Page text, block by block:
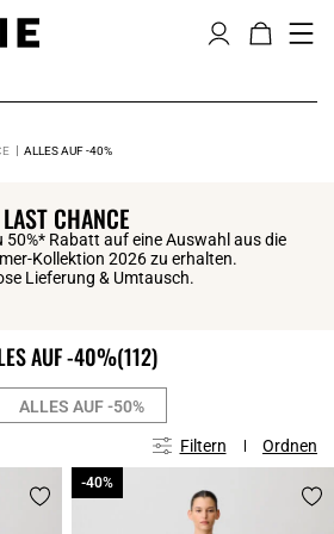
ALLES AUF -40%
LAST CHANCE
50%* Rabatt auf eine Auswahl aus die
Kollektion 2026 zu erhalten.
Lieferung & Umtausch.
AUF -40%(112)
ALLES AUF -50%
Filtern Ordnen
-40%
-40%